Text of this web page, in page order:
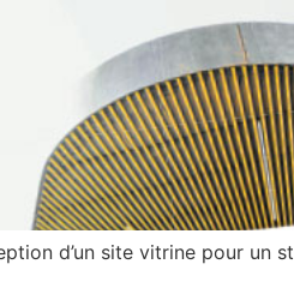
d’un site vitrine pour un